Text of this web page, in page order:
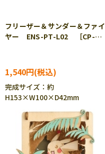
フリーザー＆サンダー＆ファイ
ヤー ENS-PT-L02 ［CP-
1,540円
完成サイズ：約
H153×W100×D42mm